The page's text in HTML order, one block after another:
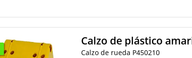
Calzo de plástico
Calzo de rueda P450210